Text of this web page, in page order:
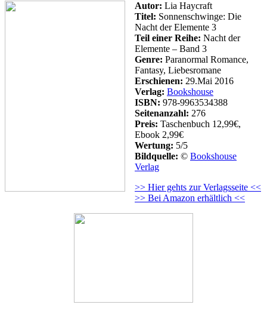
Autor: Lia Haycraft
Titel: Sonnenschwinge: Die
Nacht der Elemente 3
Teil einer Reihe: Nacht der
Elemente – Band 3
Genre: Paranormal Romance,
Fantasy, Liebesromane
Erschienen: 29.Mai 2016
Verlag: Bookshouse
ISBN: 978-9963534388
Seitenanzahl: 276
Preis: Taschenbuch 12,99€,
Ebook 2,99€
Wertung: 5/5
Bildquelle: © Bookshouse
Verlag
>> Hier gehts zur Verlagsseite <<
>> Bei Amazon erhältlich <<